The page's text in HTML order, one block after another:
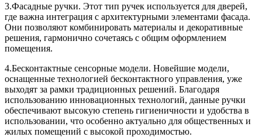
3.Фасадные ручки. Этот тип ручек используется для дверей,
где важна интеграция с архитектурными элементами фасада.
Они позволяют комбинировать материалы и декоративные
решения, гармонично сочетаясь с общим оформлением
помещения.
4.Бесконтактные сенсорные модели. Новейшие модели,
оснащенные технологией бесконтактного управления, уже
выходят за рамки традиционных решений. Благодаря
использованию инновационных технологий, данные ручки
обеспечивают высокую степень гигиеничности и удобства в
использовании, что особенно актуально для общественных и
жилых помещений с высокой проходимостью.